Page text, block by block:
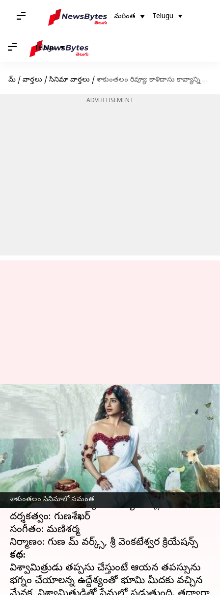
మరింత Telugu
Telugu
హోమ్ / వార్తలు / సినిమా వార్తలు / శాకుంతలం రివ్యూ: కాళిదాసు కావ్యాన్ని గుణశేఖర్ వెండితెర మీద ఎలా చూపించాడు?
ADVERTISEMENT
శాకుంతలం సినిమాలో సమంత
శాకుంతలం రివ్యూ: కాళిదాసు
కావ్యాన్ని గుణశేఖర్ వెండితెర మీద
ఎలా చూపించాడు?
Sriram Pranateja Apr 14, 2023 11:03 am
ఈ వార్తాకథనం ఏంటి
నటీనటులు:సమంత, దేవ్ మోహన్, మోహన్ బాబు,
మధుబాల, సచిన్ ఖేడ్కర్, అనన్య నాగళ్ల తదితరులు
దర్శకత్వం: గుణశేఖర్
సంగీతం: మణిశర్మ
కథ:
విశ్వామిత్రుడు తప్పసు చేస్తుంటే ఆయన తపస్సును
భగ్నం చేయాలన్న ఉద్దేశ్యంతో భూమి మీదకు వచ్చిన